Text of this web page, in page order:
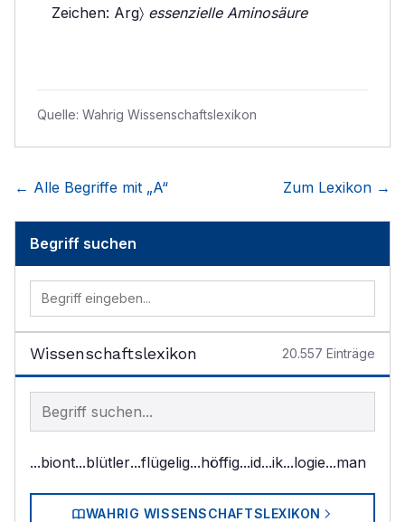
Zeichen: Arg〉 essenzielle Aminosäure
Quelle: Wahrig Wissenschaftslexikon
← Alle Begriffe mit „A“ Zum Lexikon →
Begriff suchen
Wissenschaftslexikon 20.557 Einträge
Begriff im Lexikon suchen
...biont...blütler...flügelig...höffig...id...ik...logie...man
WAHRIG WISSENSCHAFTSLEXIKON